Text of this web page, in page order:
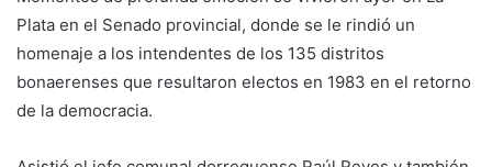
Plata en el Senado provincial, donde se le rindió un
homenaje a los intendentes de los 135 distritos
bonaerenses que resultaron electos en 1983 en el retorno
de la democracia.